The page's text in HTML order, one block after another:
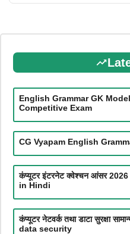
English Grammar GK
Competitive Exam
CG Vyapam English
कंप्यूटर इंटरनेट क्वेश्चन आंसर
in Hindi
कंप्यूटर नेटवर्क तथा डाटा सुरक्षा
data security